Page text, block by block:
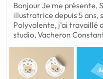
Bonjour Je me présente,
illustratrice depuis 5 ans,
Polyvalente, j'ai travaillé
studio, Vacheron